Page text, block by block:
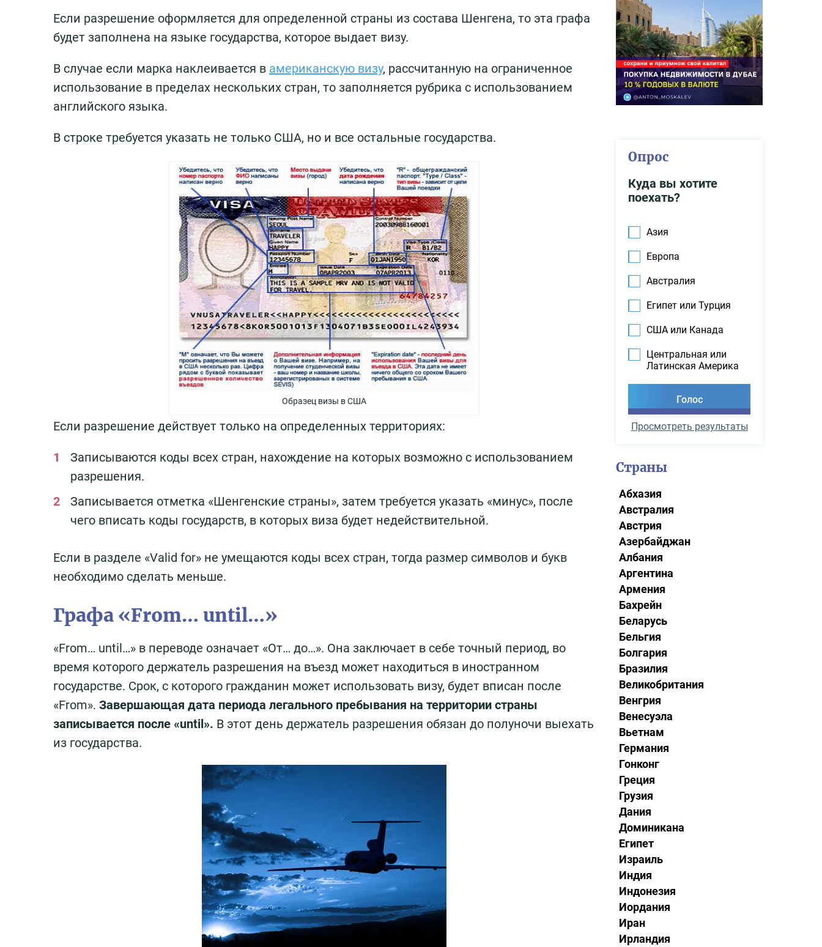
Если разрешение оформляется для определенной страны из состава Шенгена, то эта графа
будет заполнена на языке государства, которое выдает визу.
В случае если марка наклеивается в американскую визу, рассчитанную на ограниченное
использование в пределах нескольких стран, то заполняется рубрика с использованием
английского языка.
В строке требуется указать не только США, но и все остальные государства.
Образец визы в США
Если разрешение действует только на определенных территориях:
Записываются коды всех стран, нахождение на которых возможно с использованием
разрешения.
Записывается отметка «Шенгенские страны», затем требуется указать «минус», после
чего вписать коды государств, в которых виза будет недействительной.
Если в разделе «Valid for» не умещаются коды всех стран, тогда размер символов и букв
необходимо сделать меньше.
Графа «From… until…»
«From… until…» в переводе означает «От… до…». Она заключает в себе точный период, во
время которого держатель разрешения на въезд может находиться в иностранном
государстве. Срок, с которого гражданин может использовать визу, будет вписан после
«From». Завершающая дата периода легального пребывания на территории страны
записывается после «until». В этот день держатель разрешения обязан до полуночи выехать
из государства.
Опрос
Куда вы хотите
поехать?
Азия
Европа
Австралия
Египет или Турция
США или Канада
Центральная или
Латинская Америка
Просмотреть результаты
Страны
Абхазия
Австралия
Австрия
Азербайджан
Албания
Аргентина
Армения
Бахрейн
Беларусь
Бельгия
Болгария
Бразилия
Великобритания
Венгрия
Венесуэла
Вьетнам
Германия
Гонконг
Греция
Грузия
Дания
Доминикана
Египет
Израиль
Индия
Индонезия
Иордания
Иран
Ирландия